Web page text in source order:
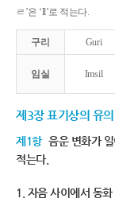
ㄹ’은 ‘ll’로 적는다.
구리 Guri
임실 Imsil
제3장 표기상의 유
제1항 음운 변화가
적는다.
1. 자음 사이에서 동